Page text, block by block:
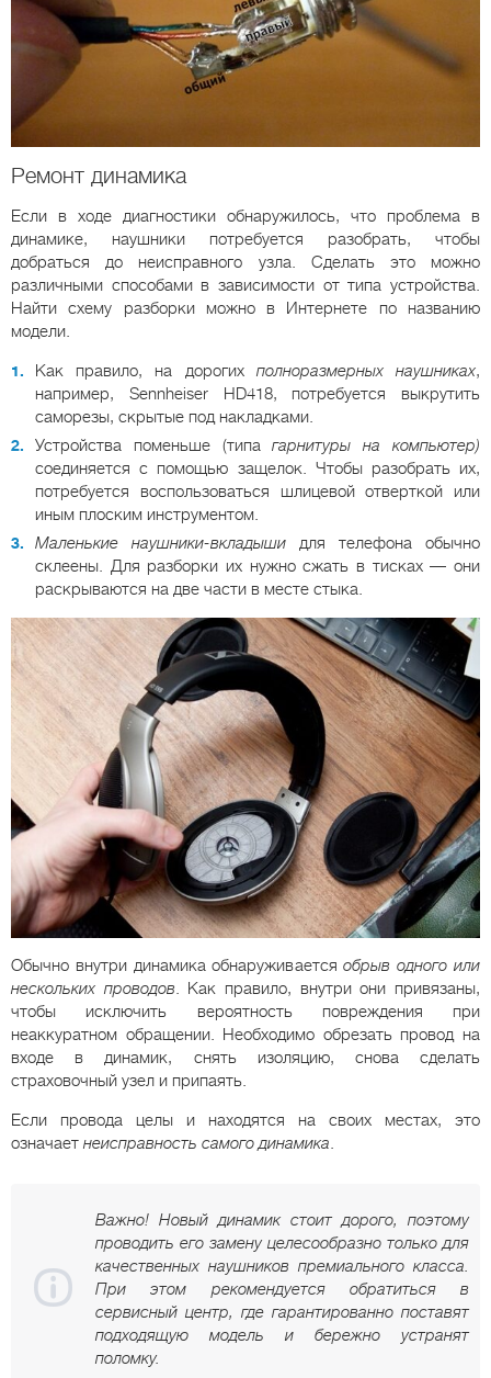
Ремонт динамика
Если в ходе диагностики обнаружилось, что проблема в
динамике, наушники потребуется разобрать, чтобы
добраться до неисправного узла. Сделать это можно
различными способами в зависимости от типа устройства.
Найти схему разборки можно в Интернете по названию
модели.
Как правило, на дорогих полноразмерных наушниках,
например, Sennheiser HD418, потребуется выкрутить
саморезы, скрытые под накладками.
Устройства поменьше (типагарнитуры на компьютер)
соединяется с помощью защелок. Чтобы разобрать их,
потребуется воспользоваться шлицевой отверткой или
иным плоским инструментом.
Маленькие наушники-вкладыши для телефона обычно
склеены. Для разборки их нужно сжать в тисках — они
раскрываются на две части в месте стыка.
Обычно внутри динамика обнаруживаетсяобрыв одного или
нескольких проводов. Как правило, внутри они привязаны,
чтобы исключить вероятность повреждения при
неаккуратном обращении. Необходимо обрезать провод на
входе в динамик, снять изоляцию, снова сделать
страховочный узел и припаять.
Если провода целы и находятся на своих местах, это
означает неисправность самого динамика.
Важно! Новый динамик стоит дорого, поэтому
проводить его замену целесообразно только для
качественных наушников премиального класса.
При этом рекомендуется обратиться в
сервисный центр, где гарантированно поставят
подходящую модель и бережно устранят
поломку.